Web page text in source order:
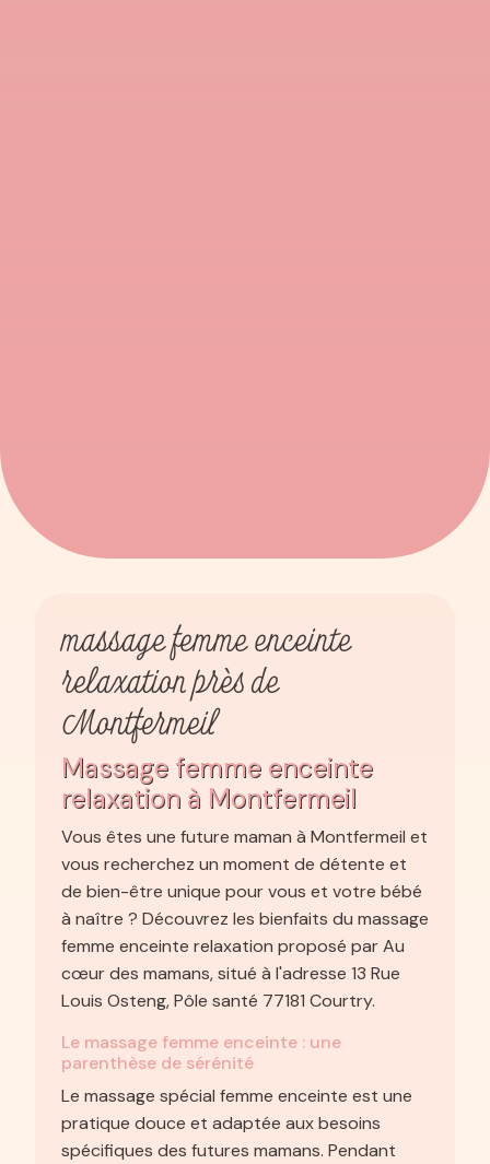
massage femme enceinte
relaxation près de
Montfermeil
Massage femme enceinte
relaxation à Montfermeil
Vous êtes une future maman à Montfermeil et
vous recherchez un moment de détente et
de bien-être unique pour vous et votre bébé
à naître ? Découvrez les bienfaits du massage
femme enceinte relaxation proposé par Au
cœur des mamans, situé à l'adresse 13 Rue
Louis Osteng, Pôle santé 77181 Courtry.
Le massage femme enceinte : une
parenthèse de sérénité
Le massage spécial femme enceinte est une
pratique douce et adaptée aux besoins
spécifiques des futures mamans. Pendant